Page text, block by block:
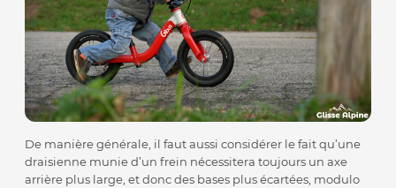
De manière générale, il faut aussi considérer le fait qu’une
draisienne munie d’un frein nécessitera toujours un axe
arrière plus large, et donc des bases plus écartées, modulo